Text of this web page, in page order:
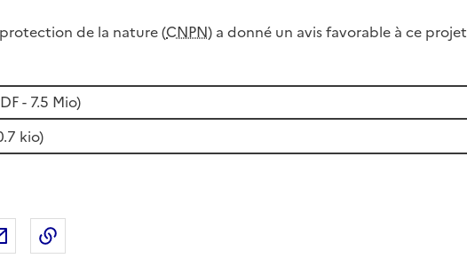
de la nature (CNPN) a donné un avis favorable à ce projet
- 7.5 Mio)
kio)
sur LinkedIn
Partager par email